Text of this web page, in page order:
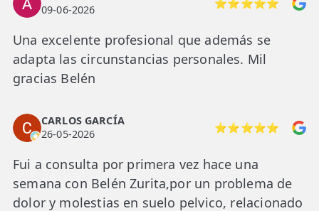
09-06-2026
⭐⭐⭐⭐⭐
Una excelente profesional que además se
adapta las circunstancias personales. Mil
gracias Belén
CARLOS GARCÍA
26-05-2026
⭐⭐⭐⭐⭐
Fui a consulta por primera vez hace una
semana con Belén Zurita,por un problema de
dolor y molestias en suelo pelvico, relacionado